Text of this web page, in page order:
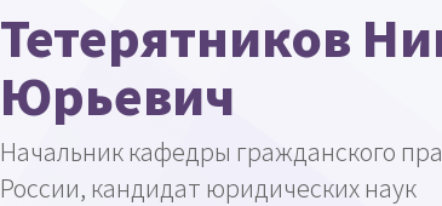
Тетерятников
Юрьевич
Начальник кафедры гражданского
России, кандидат юридических наук